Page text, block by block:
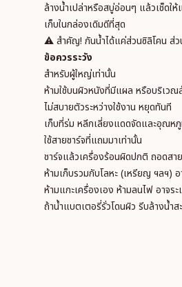
ล้างน้ำเปล่าหรือสบู่อ่อนๆ แล้วเช็ดให้
เก็บในกล่องเดิมดีที่สุด
⚠️ สำคัญ! กันน้ำได้แค่ส่วนซิลิโคน ส่ว
ข้อควรระวัง
สำหรับผู้ใหญ่เท่านั้น
ห้ามใช้บนผิวหนังที่มีแผล หรือบริเวณ
ไม่สบายตัวระหว่างใช้งาน หยุดทันที
เก็บที่ร่ม หลีกเลี่ยงแดดจัดและอุณห
ใช้สายชาร์จที่แถมมาเท่านั้น
ชาร์จแล้วเครื่องร้อนผิดปกติ ถอดสา
ห้ามเก็บรวมกับโลหะ (เหรียญ ฯลฯ)
ห้ามแกะเครื่องเอง ห้ามลนไฟ อาจระ
ถ้าน้ำแบตเตอรี่รั่วโดนผิว รีบล้างน้ำ